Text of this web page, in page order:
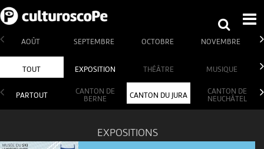
AOÛT SEPTEMBRE OCTOBRE NOVEMBRE
TOUT EXPOSITION THÉÂTRE MUSIQUE
PARTOUT
CANTON DE
BERNE
CANTON DU JURA
CANTON DE
NEUCHÂTEL
EXPOSITIONS